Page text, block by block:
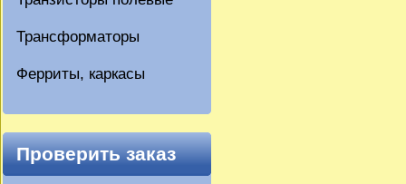
Трансформаторы
Ферриты, каркасы
Проверить заказ